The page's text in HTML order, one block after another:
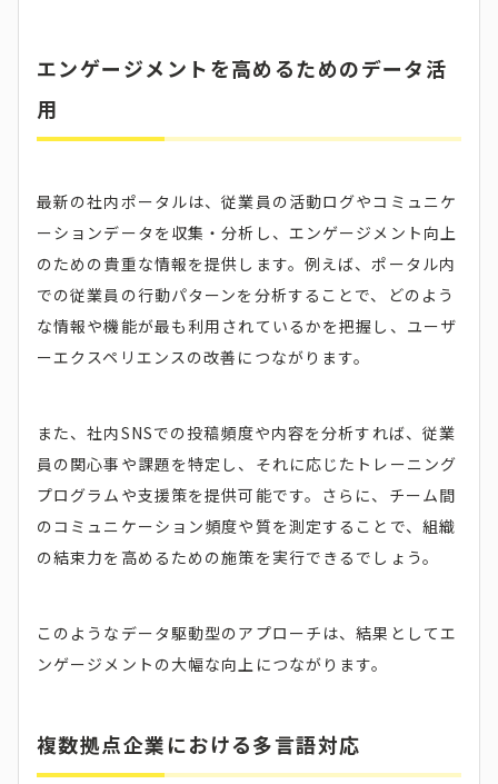
エンゲージメントを高めるためのデータ活
用
最新の社内ポータルは、従業員の活動ログやコミュニケ
ーションデータを収集・分析し、エンゲージメント向上
のための貴重な情報を提供します。例えば、ポータル内
での従業員の行動パターンを分析することで、どのよう
な情報や機能が最も利用されているかを把握し、ユーザ
ーエクスペリエンスの改善につながります。
また、社内SNSでの投稿頻度や内容を分析すれば、従業
員の関心事や課題を特定し、それに応じたトレーニング
プログラムや支援策を提供可能です。さらに、チーム間
のコミュニケーション頻度や質を測定することで、組織
の結束力を高めるための施策を実行できるでしょう。
このようなデータ駆動型のアプローチは、結果としてエ
ンゲージメントの大幅な向上につながります。
複数拠点企業における多言語対応